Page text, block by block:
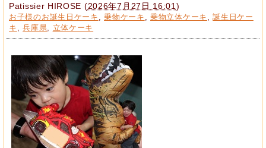
Patissier HIROSE (2026年7月27日 16:01 )
お子様のお誕生日ケーキ ,乗物ケーキ ,乗物立体ケーキ ,誕生日ケー
キ
,兵庫県 立体ケーキ